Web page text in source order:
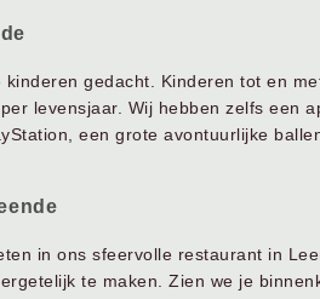
gedacht. Kinderen tot en
levensjaar. Wij hebben zelfs een
een grote avontuurlijke
in ons sfeervolle restaurant in
te maken. Zien we je